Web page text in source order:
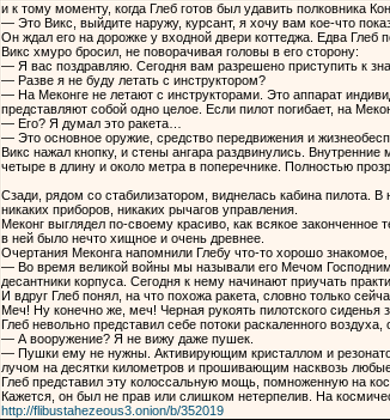
и к тому моменту, когда Глеб готов был удавить полковника
— Это Викс, выйдите наружу, курсант, я хочу вам кое-что
Он ждал его на дорожке у входной двери коттеджа. Едва Глеб
Викс хмуро бросил, не поворачивая головы в его сторону:
— Я вас поздравляю. Сегодня вам разрешено приступить к
— Разве я не буду летать с инструктором?
— На Меконге не летают с инструкторами. Это аппарат
представляют собой одно целое. Если пилот погибает, на
— Его? Я думал это ракета…
— Это основное оружие, средство передвижения и
Викс нажал кнопку, и стены ангара раздвинулись.
четыре в длину и около метра в поперечнике. Полностью
Сзади, рядом со стабилизатором, виднелась кабина пилота.
никаких приборов, никаких рычагов управления.
Меконг выглядел по-своему красиво, как всякое
в ней было нечто хищное и очень древнее.
Очертания Меконга напомнили Глебу что-то хорошо
— Во время великой войны мы называли его Мечом
десантники корпуса. Сегодня к нему начинают приучать
И вдруг Глеб понял, на что похожа ракета, словно только
Меч! Ну конечно же, меч! Черная рукоять пилотского
Глеб невольно представил себе потоки раскаленного
— А вооружение? Я не вижу даже пушек.
— Пушки ему не нужны. Активирующим кристаллом и
лучом на десятки километров и прошивающим насквозь
Глеб представил эту колоссальную мощь, помноженную на
Кажется, он был не прав или слишком нетерпелив. На
http://flibustahezeous3.onion/b/352019